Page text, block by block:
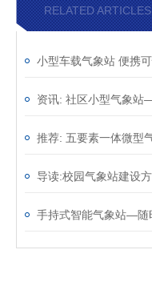
RELATED ARTICLES